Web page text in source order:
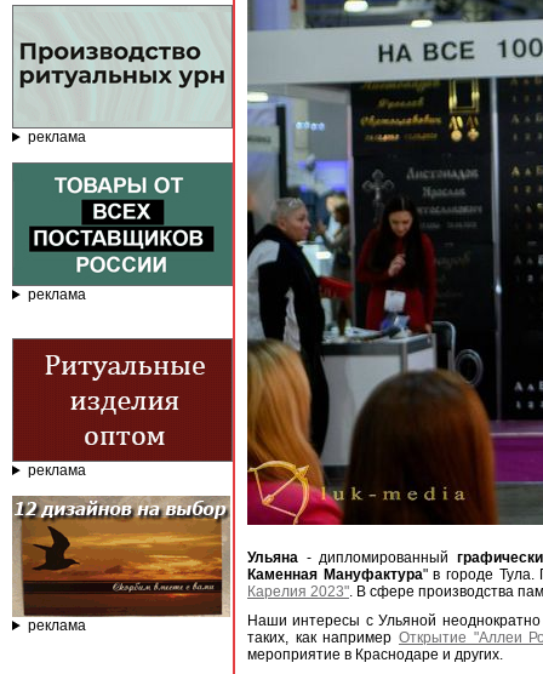
реклама
реклама
реклама
реклама
Ульяна - дипломированный
Каменная Мануфактура" в городе
Карелия 2023". В сфере производства
Наши интересы с Ульяной
таких, как например Открытие "Аллеи
мероприятие в Краснодаре и других.